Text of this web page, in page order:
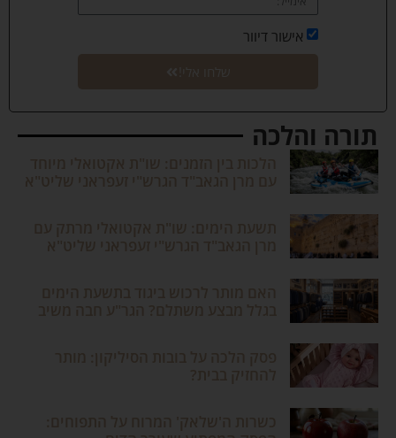
אישור דיוור
תורה והלכה
הלכות בין הזמנים: שו"ת אקטואלי מיוחד
עם מרן הגאב"ד הגרש"י זעפראני שליט"א
מרן הגאב"ד הגרש"י זעפראני שליט"א
האם מותר לרכוש ביגוד בתשעת הימים
בגלל מבצע משתלם? הגר"ע חבה משיב